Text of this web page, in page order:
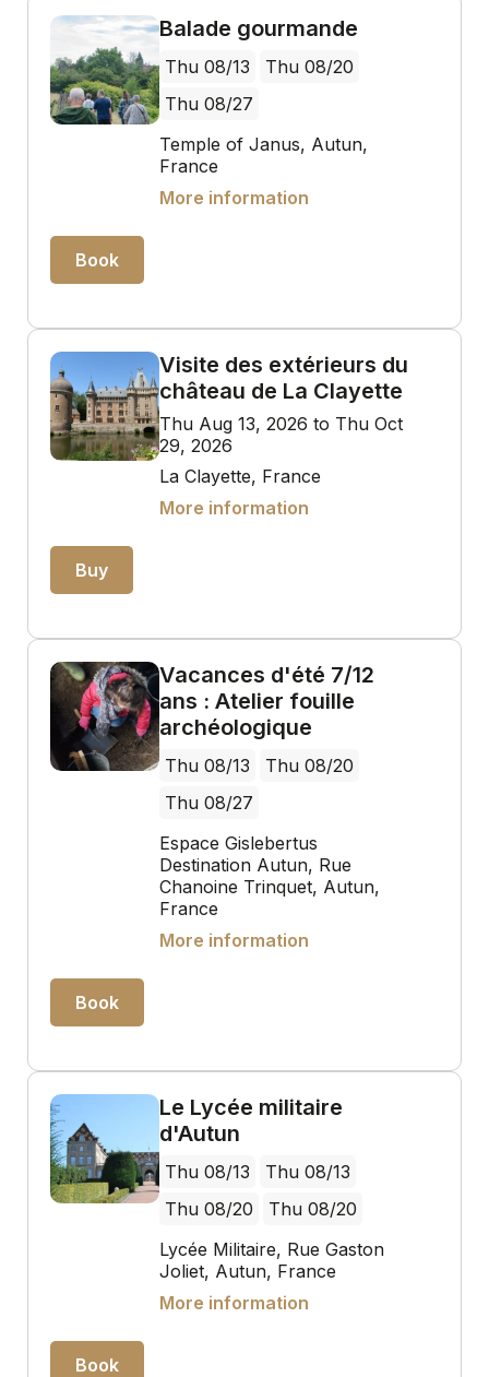
Balade gourmande
Thu 08/13
Thu 08/20
Thu 08/27
Temple of Janus, Autun,
France
More information
Book
Visite des extérieurs du
château de La Clayette
Thu Aug 13, 2026 to Thu Oct
29, 2026
La Clayette, France
More information
Buy
Vacances d'été 7/12
ans : Atelier fouille
archéologique
Thu 08/13
Thu 08/20
Thu 08/27
Espace Gislebertus
Destination Autun, Rue
Chanoine Trinquet, Autun,
France
More information
Book
Le Lycée militaire
d'Autun
Thu 08/13
Thu 08/13
Thu 08/20
Thu 08/20
Lycée Militaire, Rue Gaston
Joliet, Autun, France
More information
Book